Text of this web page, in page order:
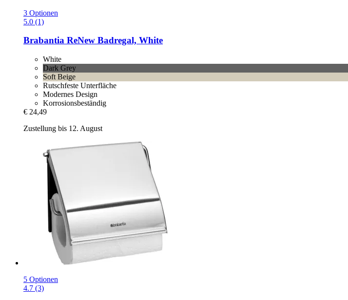
3 Optionen
5.0 (1)
Brabantia ReNew Badregal, White
White
Dark Grey
Soft Beige
Rutschfeste Unterfläche
Modernes Design
Korrosionsbeständig
€ 24,49
Zustellung bis 12. August
5 Optionen
4.7 (3)